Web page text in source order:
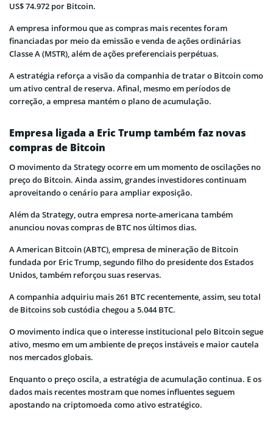
US$ 74.972 por Bitcoin.
A empresa informou que as compras mais recentes foram
financiadas por meio da emissão e venda de ações ordinárias
Classe A (MSTR), além de ações preferenciais perpétuas.
A estratégia reforça a visão da companhia de tratar o Bitcoin como
um ativo central de reserva. Afinal, mesmo em períodos de
correção, a empresa mantém o plano de acumulação.
Empresa ligada a Eric Trump também faz novas
compras de Bitcoin
O movimento da Strategy ocorre em um momento de oscilações no
preço do Bitcoin. Ainda assim, grandes investidores continuam
aproveitando o cenário para ampliar exposição.
Além da Strategy, outra empresa norte-americana também
anunciou novas compras de BTC nos últimos dias.
A American Bitcoin (ABTC), empresa de mineração de Bitcoin
fundada por Eric Trump, segundo filho do presidente dos Estados
Unidos, também reforçou suas reservas.
A companhia adquiriu mais 261 BTC recentemente, assim, seu total
de Bitcoins sob custódia chegou a 5.044 BTC.
O movimento indica que o interesse institucional pelo Bitcoin segue
ativo, mesmo em um ambiente de preços instáveis e maior cautela
nos mercados globais.
Enquanto o preço oscila, a estratégia de acumulação continua. E os
dados mais recentes mostram que nomes influentes seguem
apostando na criptomoeda como ativo estratégico.